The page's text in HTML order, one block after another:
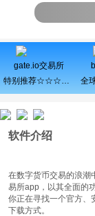
gate.io交易所
特别推荐☆☆☆百倍币之王
软件介绍
在数字货币交易的浪潮
易所app，以其全面的
你正在寻找一个官方、
下载方式。